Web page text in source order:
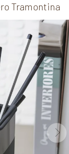
Tramontina